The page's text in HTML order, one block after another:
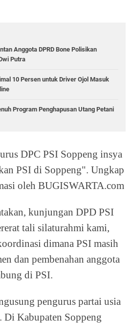
Anggota DPRD Bone Polisikan
Putra
10 Persen untuk Driver Ojol Masuk
Program Penghapusan Utang Petani
DPC PSI Soppeng insya
PSI di Soppeng". Ungkap
oleh BUGISWARTA.com
kunjungan DPD PSI
tali silaturahmi kami,
dimana PSI masih
dan pembenahan anggota
di PSI.
pengurus partai usia
Di Kabupaten Soppeng